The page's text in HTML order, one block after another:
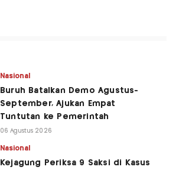
Nasional
Buruh Batalkan Demo Agustus-
September, Ajukan Empat
Tuntutan ke Pemerintah
06 Agustus 2026
Nasional
Kejagung Periksa 9 Saksi di Kasus